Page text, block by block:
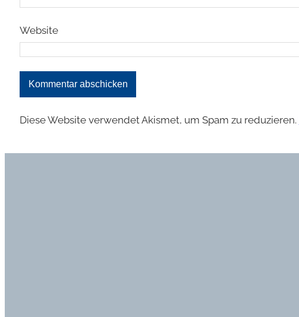
Website
Diese Website verwendet Akismet, um Spam zu reduzieren.